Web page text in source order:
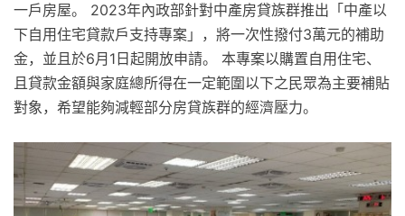
一戶房屋。 2023年內政部針對中產房貸族群推出「中產以
下自用住宅貸款戶支持專案」，將一次性撥付3萬元的補助
金，並且於6月1日起開放申請。 本專案以購置自用住宅、
且貸款金額與家庭總所得在一定範圍以下之民眾為主要補貼
對象，希望能夠減輕部分房貸族群的經濟壓力。